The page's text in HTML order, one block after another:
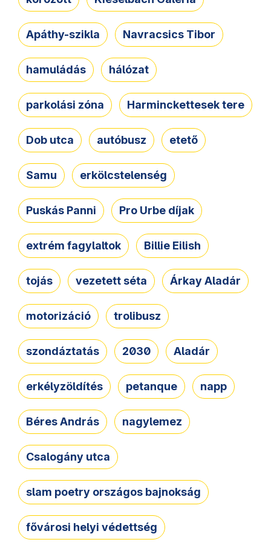
Apáthy-szikla Navracsics Tibor
hamuládás hálózat
parkolási zóna Harminckettesek tere
Dob utca autóbusz etető
Samu erkölcstelenség
Puskás Panni Pro Urbe díjak
extrém fagylaltok Billie Eilish
tojás vezetett séta Árkay Aladár
motorizáció trolibusz
szondáztatás 2030 Aladár
erkélyzöldítés petanque napp
Béres András nagylemez
Csalogány utca
slam poetry országos bajnokság
fővárosi helyi védettség